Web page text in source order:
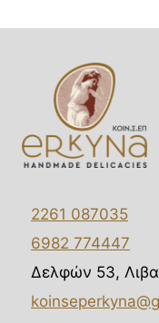
2261 087035
6982 774447
Δελφών 53,